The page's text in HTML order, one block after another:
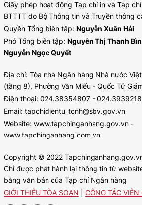
Giấy phép hoạt động Tạp chí in và Tạp
BTTTT do Bộ Thông tin và Truyền thông
Quyền Tổng biên tập: Nguyễn Xuân Hải
Phó Tổng biên tập: Nguyễn Thị Thanh
Nguyễn Ngọc Quyết
Địa chỉ: Tòa nhà Ngân hàng Nhà nước
(tầng 8), Phường Văn Miếu - Quốc Tử
Điện thoại: 024.38354807 -
Email: tapchidientu_tcnh@sbv.gov.vn
Website: www.tapchinganhang.gov.vn -
www.tapchinganhang.com.vn
Copyright © 2022
Chỉ được phát hành lại thông tin từ
bằng văn bản của Tạp chí Ngân hàng
GIỚI THIỆU TÒA SOẠN
CỘNG TÁC VIÊN